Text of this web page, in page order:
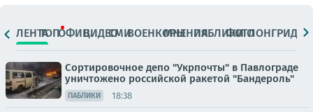
ЛЕНТАТОПОФИЦ.ВИДЕОСМИВОЕНКОРЫМНЕНИЯПАБЛИКИ
ФОТОЛОНГРИДЫ
Сортировочное депо "Укрпочты" в Павлограде
уничтожено российской ракетой "Бандероль"
ПАБЛИКИ 18:38